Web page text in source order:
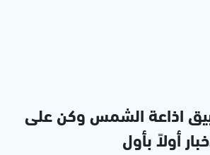
اذاعة الشمس وكن على
أولاً بأول